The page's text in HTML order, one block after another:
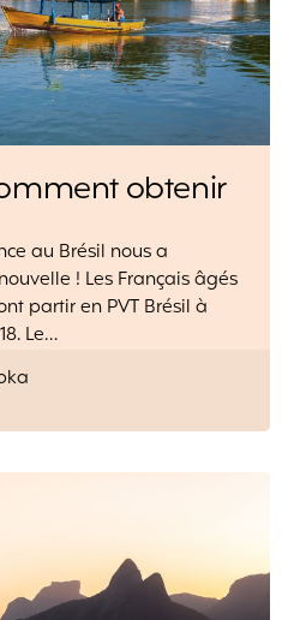
obtenir
au Brésil nous a
! Les Français âgés
partir en PVT Brésil à
Le…